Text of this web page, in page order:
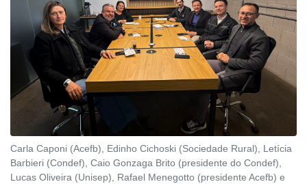
Carla Caponi (Acefb), Edinho Cichoski (Sociedade Rural), Letícia
Barbieri (Condef), Caio Gonzaga Brito (presidente do Condef),
Lucas Oliveira (Unisep), Rafael Menegotto (presidente Acefb) e